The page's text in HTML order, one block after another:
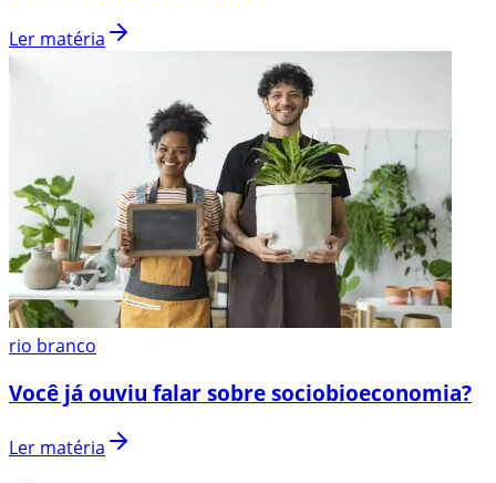
Ler matéria
rio branco
Você já ouviu falar sobre sociobioeconomia?
Ler matéria